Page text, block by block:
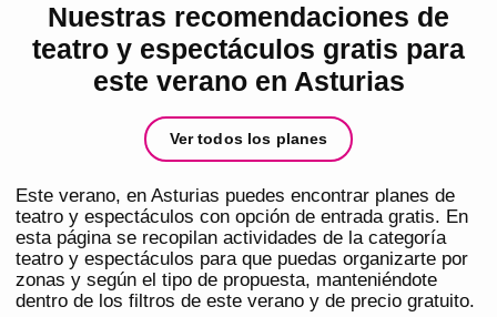
Nuestras recomendaciones de
teatro y espectáculos gratis para
este verano en Asturias
Ver todos los planes
Este verano, en Asturias puedes encontrar planes de
teatro y espectáculos con opción de entrada gratis. En
esta página se recopilan actividades de la categoría
teatro y espectáculos para que puedas organizarte por
zonas y según el tipo de propuesta, manteniéndote
dentro de los filtros de este verano y de precio gratuito.